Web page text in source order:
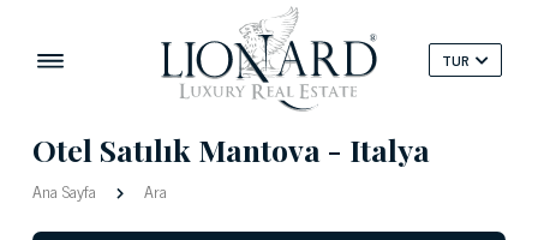
TUR
Otel Satılık Mantova - Italya
Ana Sayfa Ara